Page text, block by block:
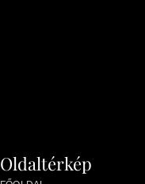
Oldaltérkép